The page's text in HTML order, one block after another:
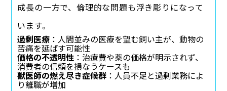
成長の一方で、倫理的な問題も浮き彫りになって
います。
過剰医療 ：人間並みの医療を望む飼い主が、動物の
苦痛を延ばす可能性
価格の不透明性 ：治療費や薬の価格が明示されず、
消費者の信頼を損なうケースも
獣医師の燃え尽き症候群 ：人員不足と過剰業務によ
り離職が増加